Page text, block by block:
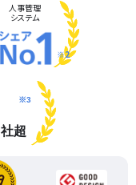
人事管理
システム
※2
社超
※3